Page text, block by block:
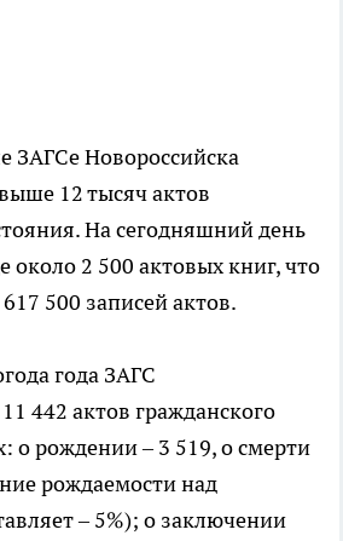
ЗАГСе Новороссийска
12 тысяч актов
На сегодняшний день
около 2 500 актовых книг, что
500 записей актов.
года ЗАГС
442 актов гражданского
о рождении – 3 519, о смерти
рождаемости над
– 5%); о заключении